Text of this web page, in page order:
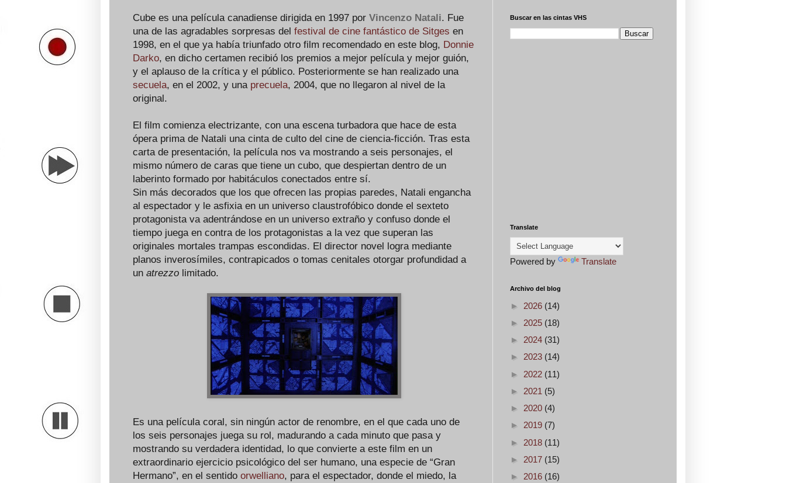
Cube es una película canadiense dirigida en 1997 por Vincenzo Natali. Fue
una de las agradables sorpresas del festival de cine fantástico de Sitges en
1998, en el que ya había triunfado otro film recomendado en este blog, Donnie
Darko, en dicho certamen recibió los premios a mejor película y mejor guión,
y el aplauso de la crítica y el público. Posteriormente se han realizado una
secuela, en el 2002, y una precuela, 2004, que no llegaron al nivel de la
original.
El film comienza electrizante, con una escena turbadora que hace de esta
ópera prima de Natali una cinta de culto del cine de ciencia-ficción. Tras esta
carta de presentación, la película nos va mostrando a seis personajes, el
mismo número de caras que tiene un cubo, que despiertan dentro de un
laberinto formado por habitáculos conectados entre sí.
Sin más decorados que los que ofrecen las propias paredes, Natali engancha
al espectador y le asfixia en un universo claustrofóbico donde el sexteto
protagonista va adentrándose en un universo extraño y confuso donde el
tiempo juega en contra de los protagonistas a la vez que superan las
originales mortales trampas escondidas. El director novel logra mediante
planos inverosímiles, contrapicados o tomas cenitales otorgar profundidad a
un atrezzo limitado.
Es una película coral, sin ningún actor de renombre, en el que cada uno de
los seis personajes juega su rol, madurando a cada minuto que pasa y
mostrando su verdadera identidad, lo que convierte a este film en un
extraordinario ejercicio psicológico del ser humano, una especie de “Gran
Hermano”, en el sentido orwelliano, para el espectador, donde el miedo, la
Buscar en las cintas VHS
Translate
Powered by Translate
Archivo del blog
► 2026 (14)
► 2025 (18)
► 2024 (31)
► 2023 (14)
► 2022 (11)
► 2021 (5)
► 2020 (4)
► 2019 (7)
► 2018 (11)
► 2017 (15)
► 2016 (16)